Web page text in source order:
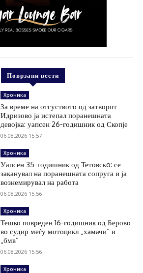
Поврзани вести
Хроника
За време на отсуството од затворот
Идризово ја истепал поранешната
девојка: уапсен 26-годишник од Скопје
06.08.2026 15:57
Хроника
Уапсен 35-годишник од Тетовскo: се
заканувал на поранешната сопруга и ја
вознемирувал на работа
06.08.2026 15:56
Хроника
Тешко повреден 16-годишник од Берово
во судир меѓу мотоцикл „хамачи“ и
„бмв“
06.08.2026 15:56
Хроника